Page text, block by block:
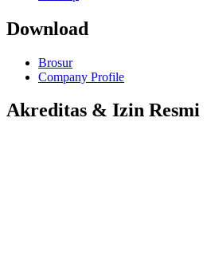
Download
Brosur
Company Profile
Akreditas & Izin Resmi